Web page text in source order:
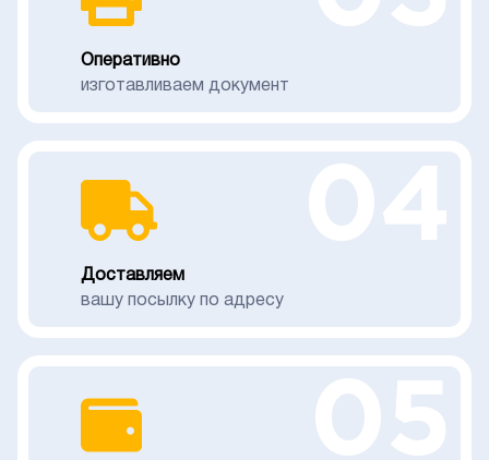
Оперативно
изготавливаем документ
Доставляем
вашу посылку по адресу